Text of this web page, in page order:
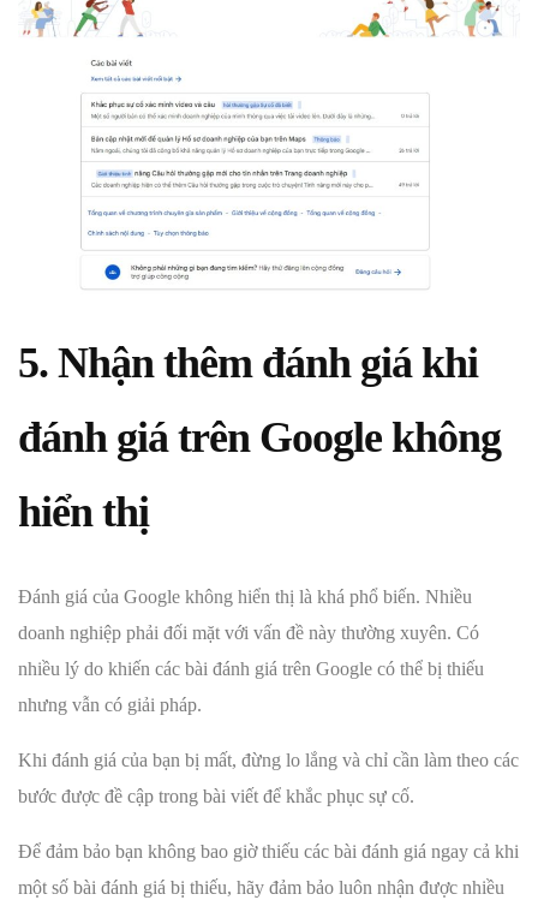
5. Nhận thêm đánh giá khi
đánh giá trên Google không
hiển thị
Đánh giá của Google không hiển thị là khá phổ biến. Nhiều
doanh nghiệp phải đối mặt với vấn đề này thường xuyên. Có
nhiều lý do khiến các bài đánh giá trên Google có thể bị thiếu
nhưng vẫn có giải pháp.
Khi đánh giá của bạn bị mất, đừng lo lắng và chỉ cần làm theo các
bước được đề cập trong bài viết để khắc phục sự cố.
Để đảm bảo bạn không bao giờ thiếu các bài đánh giá ngay cả khi
một số bài đánh giá bị thiếu, hãy đảm bảo luôn nhận được nhiều